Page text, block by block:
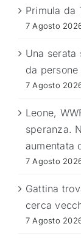
Primula da
7 Agosto
Una
da
7 Agosto
Leone,
speranza.
aumentata
7 Agosto
Gattina
cerca
7 Agosto